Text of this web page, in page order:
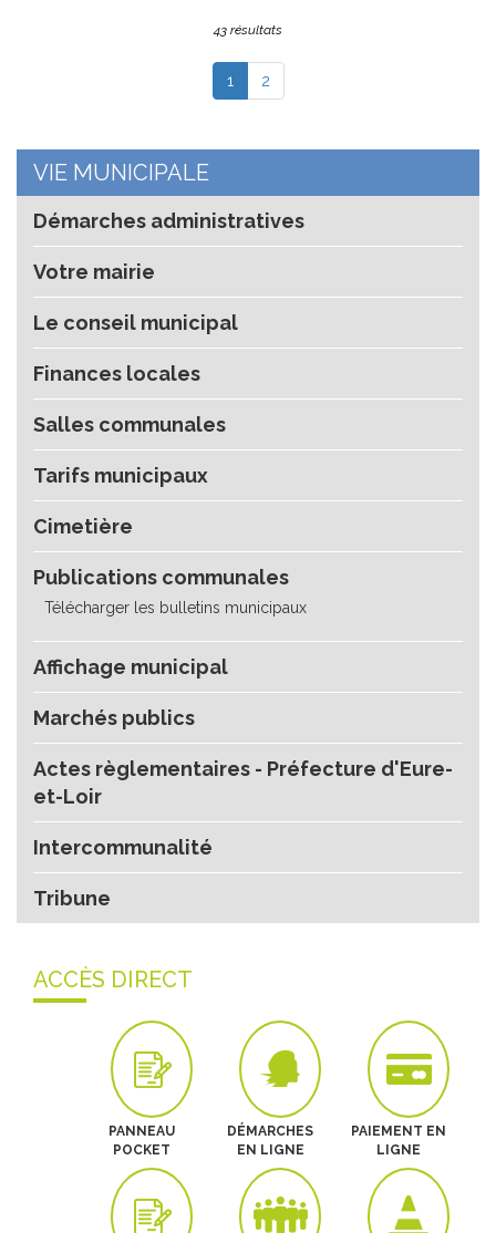
43 résultats
1 (current)
2
VIE MUNICIPALE
Démarches administratives
Votre mairie
Le conseil municipal
Finances locales
Salles communales
Tarifs municipaux
Cimetière
Publications communales
Télécharger les bulletins municipaux
Affichage municipal
Marchés publics
Actes règlementaires - Préfecture d'Eure-
et-Loir
Intercommunalité
Tribune
ACCÈS DIRECT
PANNEAU
POCKET
DÉMARCHES
EN LIGNE
PAIEMENT EN
LIGNE